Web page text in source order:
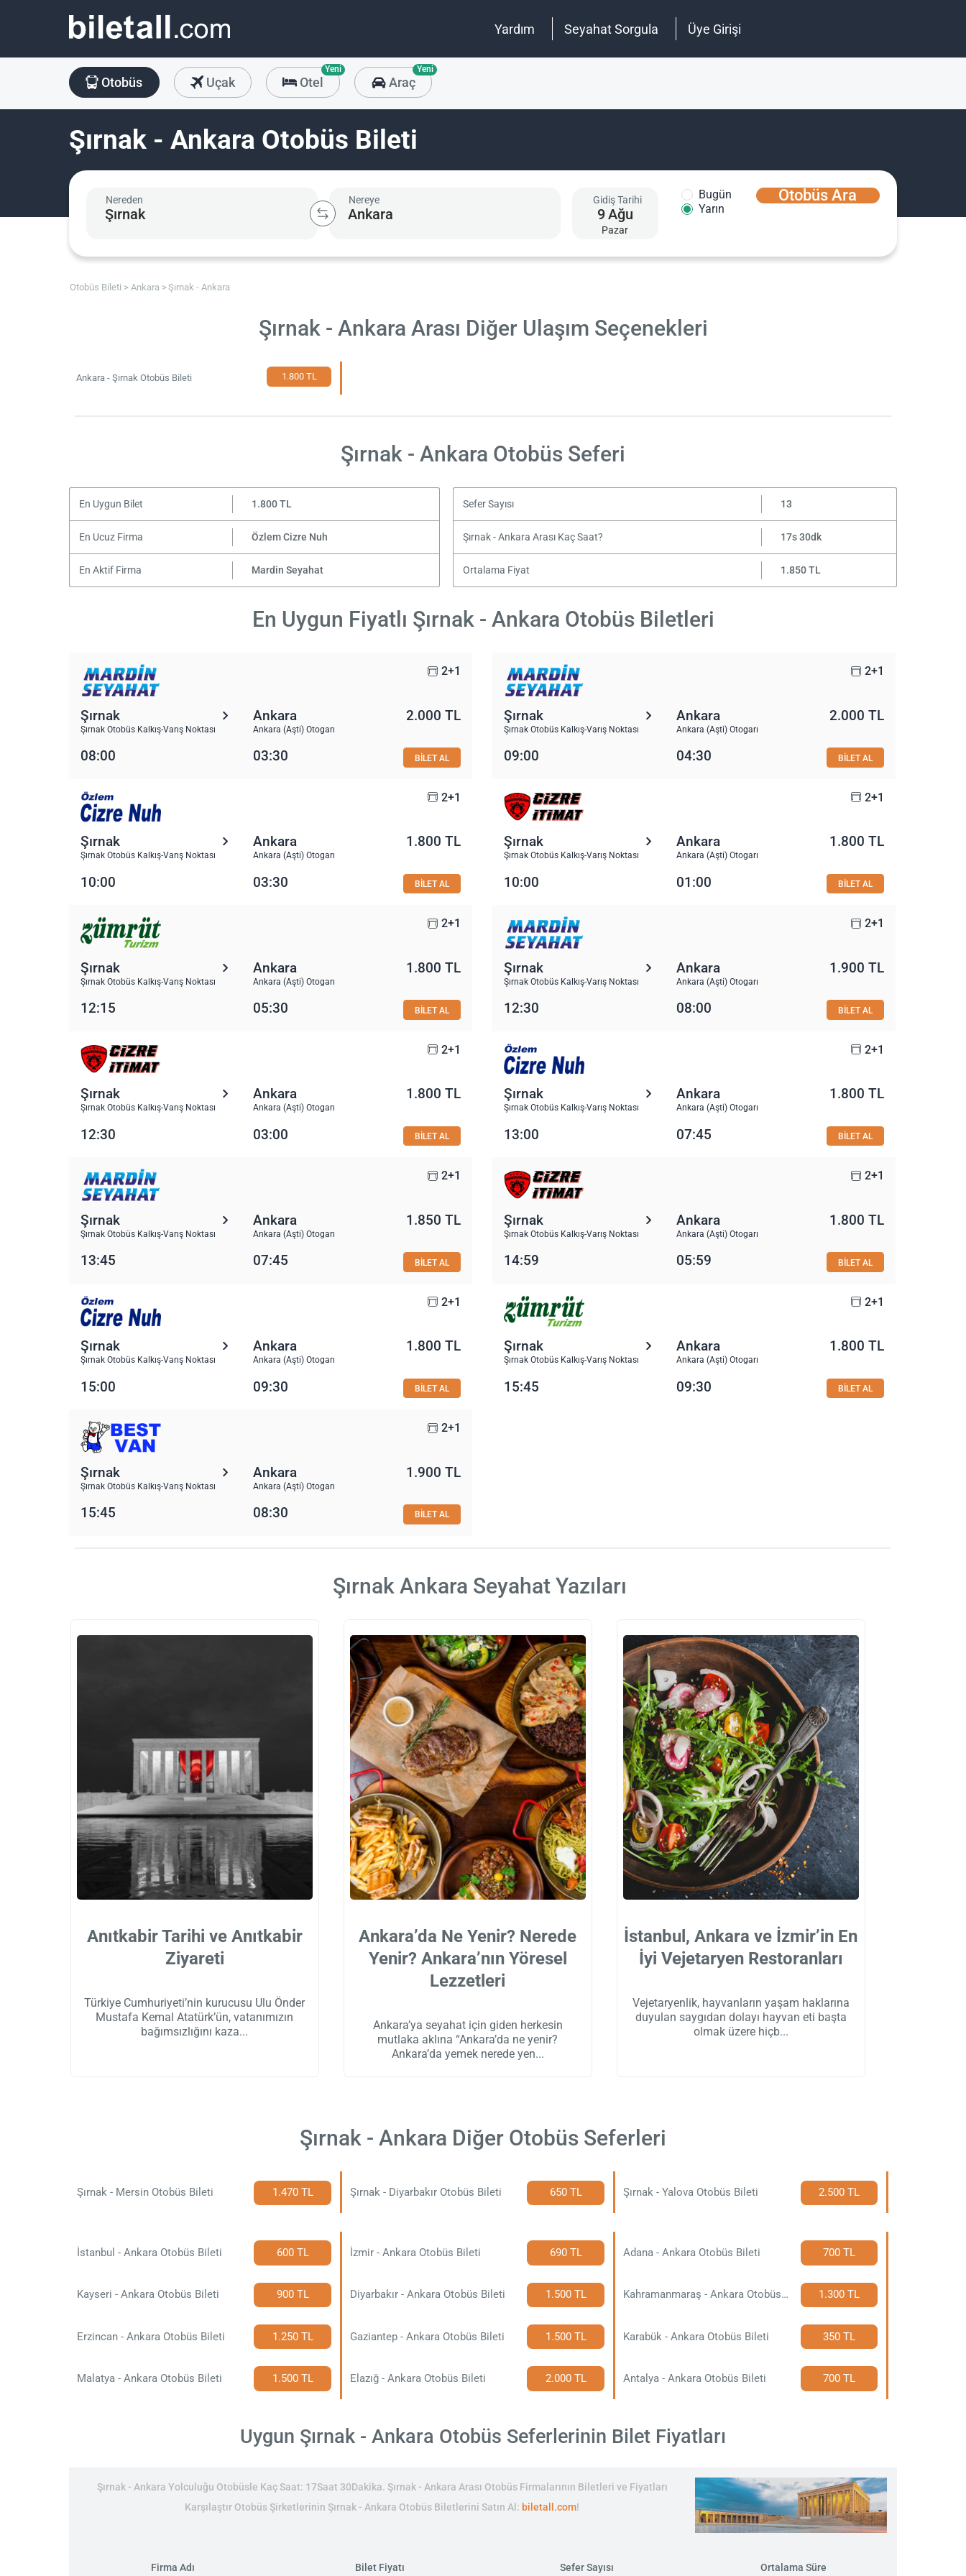
Yardım Seyahat Sorgula Üye Girişi
Otobüs Uçak Otel
Yeni
Araç
Yeni
Şırnak - Ankara Otobüs Bileti
Nereden Nereye Gidiş Tarihi
9Ağu
Pazar
Bugün
Yarın
Otobüs Ara
Otobüs Bileti Ankara Şırnak - Ankara
Şırnak - Ankara Arası Diğer Ulaşım Seçenekleri
Ankara - Şırnak Otobüs Bileti 1.800 TL
Şırnak - Ankara Otobüs Seferi
En Uygun Bilet 1.800 TL Sefer Sayısı 13
En Ucuz Firma Özlem Cizre Nuh Şırnak - Ankara Arası Kaç Saat? 17s 30dk
En Aktif Firma Mardin Seyahat Ortalama Fiyat 1.850 TL
En Uygun Fiyatlı Şırnak - Ankara Otobüs Biletleri
2+1
Şırnak
Şırnak Otobüs Kalkış-Varış Noktası
Ankara
Ankara (Aşti) Otogarı
2.000 TL
08:00 03:30 BİLET AL
2+1
Şırnak
Şırnak Otobüs Kalkış-Varış Noktası
Ankara
Ankara (Aşti) Otogarı
2.000 TL
09:00 04:30 BİLET AL
2+1
Şırnak
Şırnak Otobüs Kalkış-Varış Noktası
Ankara
Ankara (Aşti) Otogarı
1.800 TL
10:00 03:30 BİLET AL
2+1
Şırnak
Şırnak Otobüs Kalkış-Varış Noktası
Ankara
Ankara (Aşti) Otogarı
1.800 TL
10:00 01:00 BİLET AL
2+1
Şırnak
Şırnak Otobüs Kalkış-Varış Noktası
Ankara
Ankara (Aşti) Otogarı
1.800 TL
12:15 05:30 BİLET AL
2+1
Şırnak
Şırnak Otobüs Kalkış-Varış Noktası
Ankara
Ankara (Aşti) Otogarı
1.900 TL
12:30 08:00 BİLET AL
2+1
Şırnak
Şırnak Otobüs Kalkış-Varış Noktası
Ankara
Ankara (Aşti) Otogarı
1.800 TL
12:30 03:00 BİLET AL
2+1
Şırnak
Şırnak Otobüs Kalkış-Varış Noktası
Ankara
Ankara (Aşti) Otogarı
1.800 TL
13:00 07:45 BİLET AL
2+1
Şırnak
Şırnak Otobüs Kalkış-Varış Noktası
Ankara
Ankara (Aşti) Otogarı
1.850 TL
13:45 07:45 BİLET AL
2+1
Şırnak
Şırnak Otobüs Kalkış-Varış Noktası
Ankara
Ankara (Aşti) Otogarı
1.800 TL
14:59 05:59 BİLET AL
2+1
Şırnak
Şırnak Otobüs Kalkış-Varış Noktası
Ankara
Ankara (Aşti) Otogarı
1.800 TL
15:00 09:30 BİLET AL
2+1
Şırnak
Şırnak Otobüs Kalkış-Varış Noktası
Ankara
Ankara (Aşti) Otogarı
1.800 TL
15:45 09:30 BİLET AL
2+1
Şırnak
Şırnak Otobüs Kalkış-Varış Noktası
Ankara
Ankara (Aşti) Otogarı
1.900 TL
15:45 08:30 BİLET AL
Şırnak Ankara Seyahat Yazıları
Anıtkabir Tarihi ve Anıtkabir
Ziyareti
Türkiye Cumhuriyeti’nin kurucusu Ulu Önder
Mustafa Kemal Atatürk’ün, vatanımızın
bağımsızlığını kaza
Ankara’da Ne Yenir? Nerede
Yenir? Ankara’nın Yöresel
Lezzetleri
Ankara’ya seyahat için giden herkesin
mutlaka aklına “Ankara’da ne yenir?
Ankara’da yemek nerede yen
İstanbul, Ankara ve İzmir’in En
İyi Vejetaryen Restoranları
Vejetaryenlik, hayvanların yaşam haklarına
duyulan saygıdan dolayı hayvan eti başta
olmak üzere hiçb
Şırnak - Ankara Diğer Otobüs Seferleri
Şırnak - Mersin Otobüs Bileti 1.470 TL Şırnak - Diyarbakır Otobüs Bileti 650 TL Şırnak - Yalova Otobüs Bileti 2.500 TL
İstanbul - Ankara Otobüs Bileti 600 TL İzmir - Ankara Otobüs Bileti 690 TL Adana - Ankara Otobüs Bileti 700 TL
Kayseri - Ankara Otobüs Bileti 900 TL Diyarbakır - Ankara Otobüs Bileti 1.500 TL Kahramanmaraş - Ankara Otobüs Bileti 1.300 TL
Erzincan - Ankara Otobüs Bileti 1.250 TL Gaziantep - Ankara Otobüs Bileti 1.500 TL Karabük - Ankara Otobüs Bileti 350 TL
Malatya - Ankara Otobüs Bileti 1.500 TL Elazığ - Ankara Otobüs Bileti 2.000 TL Antalya - Ankara Otobüs Bileti 700 TL
Uygun Şırnak - Ankara Otobüs Seferlerinin Bilet Fiyatları
Şırnak - Ankara Yolculuğu Otobüsle Kaç Saat: 17Saat 30Dakika. Şırnak - Ankara Arası Otobüs Firmalarının Biletleri ve Fiyatları
Karşılaştır Otobüs Şirketlerinin Şırnak - Ankara Otobüs Biletlerini Satın Al:biletall.com!
Firma Adı Bilet Fiyatı Sefer Sayısı Ortalama Süre